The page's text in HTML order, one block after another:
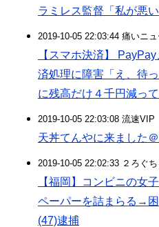
ラミレス監督「私が悪
2019-10-05 22:03:44 痛いニ
【スマホ決済】
済処理に障害「え、待
に残高だけ４千円減って
2019-10-05 22:03:08 流速VIP
天丼てんやに来ました
2019-10-05 22:02:33 ２ろぐ
【福岡】コンビニの女
ペーパーを詰まらる→
(47)逮捕